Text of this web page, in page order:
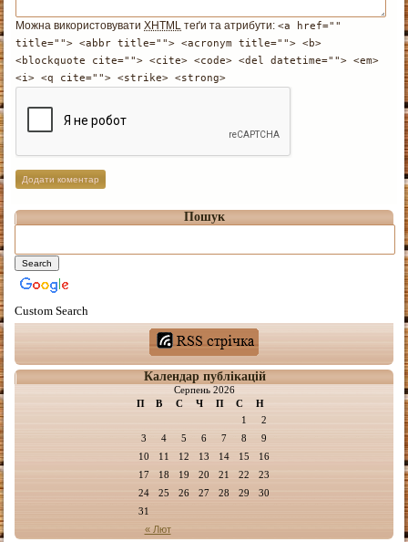
Можна використовуватиXHTML теґи та атрибути:<a href=""
title=""> <abbr title=""> <acronym title=""> <b>
<blockquote cite=""> <cite> <code> <del datetime=""> <em>
<i> <q cite=""> <strike> <strong>
Пошук
Custom Search
Календар публікацій
Серпень 2026
П
В С Ч П С Н
« Лют
1
2
3
4 5 6 7 8
9
10
11 12 13 14 15
16
17
18 19 20 21 22
23
24
25 26 27 28 29
30
31